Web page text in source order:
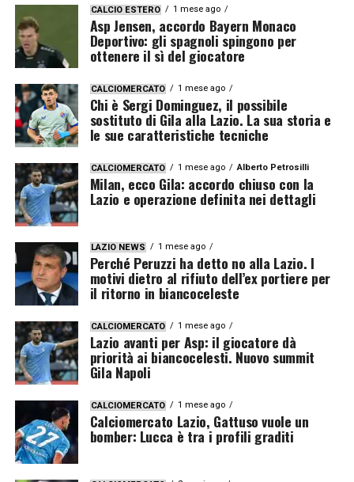
CALCIO ESTERO 1 mese ago
Asp Jensen, accordo Bayern Monaco
Deportivo: gli spagnoli spingono per
ottenere il sì del giocatore
CALCIOMERCATO 1 mese ago
Chi è Sergi Dominguez, il possibile
sostituto di Gila alla Lazio. La sua storia e
le sue caratteristiche tecniche
CALCIOMERCATO 1 mese ago Alberto Petrosilli
Milan, ecco Gila: accordo chiuso con la
Lazio e operazione definita nei dettagli
LAZIO NEWS 1 mese ago
Perché Peruzzi ha detto no alla Lazio. I
motivi dietro al rifiuto dell’ex portiere per
il ritorno in biancoceleste
CALCIOMERCATO 1 mese ago
Lazio avanti per Asp: il giocatore dà
priorità ai biancocelesti. Nuovo summit
Gila Napoli
CALCIOMERCATO 1 mese ago
Calciomercato Lazio, Gattuso vuole un
bomber: Lucca è tra i profili graditi